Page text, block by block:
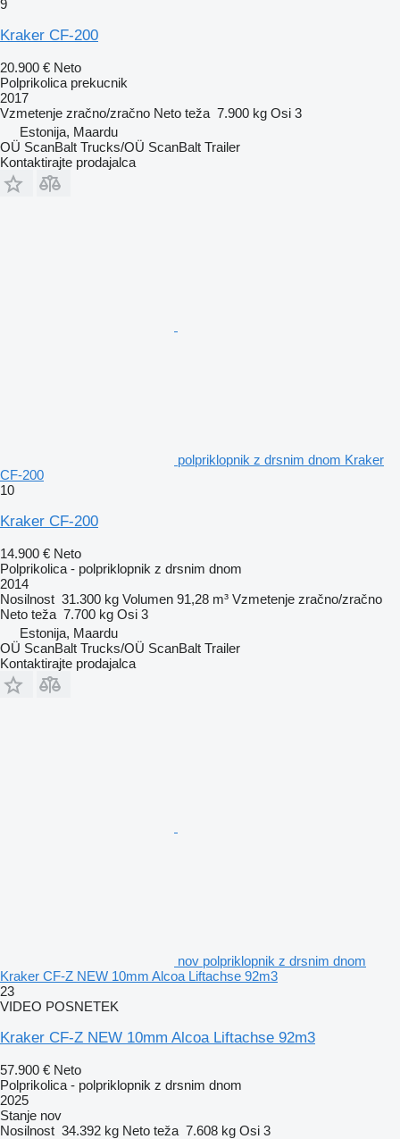
9
Kraker CF-200
20.900 € Neto
Polprikolica prekucnik
2017
Vzmetenje zračno/zračno Neto teža 7.900 kg Osi 3
Estonija, Maardu
OÜ ScanBalt Trucks/OÜ ScanBalt Trailer
Kontaktirajte prodajalca
polpriklopnik z drsnim dnom Kraker
CF-200
10
Kraker CF-200
14.900 € Neto
Polprikolica - polpriklopnik z drsnim dnom
2014
Nosilnost 31.300 kg Volumen 91,28 m³ Vzmetenje zračno/zračno
Neto teža 7.700 kg Osi 3
Estonija, Maardu
OÜ ScanBalt Trucks/OÜ ScanBalt Trailer
Kontaktirajte prodajalca
nov polpriklopnik z drsnim dnom
Kraker CF-Z NEW 10mm Alcoa Liftachse 92m3
23
VIDEO POSNETEK
Kraker CF-Z NEW 10mm Alcoa Liftachse 92m3
57.900 € Neto
Polprikolica - polpriklopnik z drsnim dnom
2025
Stanje nov
Nosilnost 34.392 kg Neto teža 7.608 kg Osi 3